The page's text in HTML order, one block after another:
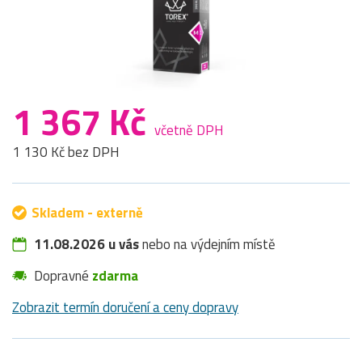
1 367 Kč včetně DPH
1 130 Kč bez DPH
Skladem - externě
11.08.2026 u vásnebo na výdejním místě
Dopravné zdarma
Zobrazit termín doručení a ceny dopravy